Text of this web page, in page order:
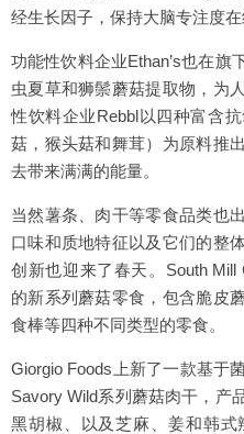
经生长因子，保持大脑专注度在
功能性饮料企业Ethan’s也在旗
虫夏草和狮鬃蘑菇提取物，为
性饮料企业Rebbl以四种富含
菇，猴头菇和舞茸）为原料推
去带来满满的能量。
当然薯条、肉干等零食品类也
口味和质地特征以及它们的整
创新也迎来了春天。South
的新系列蘑菇零食，包含脆皮
食棒等四种不同类型的零食。
Giorgio Foods上新了一款基于
Savory Wild系列蘑菇肉干，产
黑胡椒、以及芝麻、姜和韩